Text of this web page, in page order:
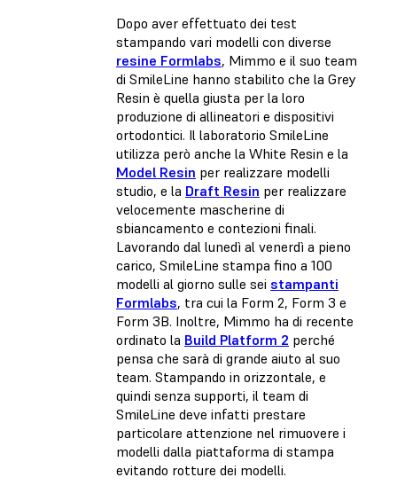
Dopo aver effettuato dei test
stampando vari modelli con diverse
resine Formlabs, Mimmo e il suo team
di SmileLine hanno stabilito che la Grey
Resin è quella giusta per la loro
produzione di allineatori e dispositivi
ortodontici. Il laboratorio SmileLine
utilizza però anche la White Resin e la
Model Resin per realizzare modelli
studio, e la Draft Resin per realizzare
velocemente mascherine di
sbiancamento e contezioni finali.
Lavorando dal lunedì al venerdì a pieno
carico, SmileLine stampa fino a 100
modelli al giorno sulle sei stampanti
Formlabs, tra cui la Form 2, Form 3 e
Form 3B. Inoltre, Mimmo ha di recente
ordinato la Build Platform 2 perché
pensa che sarà di grande aiuto al suo
team. Stampando in orizzontale, e
quindi senza supporti, il team di
SmileLine deve infatti prestare
particolare attenzione nel rimuovere i
modelli dalla piattaforma di stampa
evitando rotture dei modelli.